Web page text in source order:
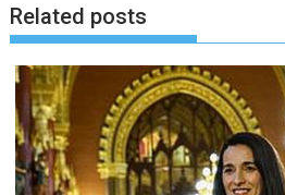
g
y
z
é
s
n
Related posts